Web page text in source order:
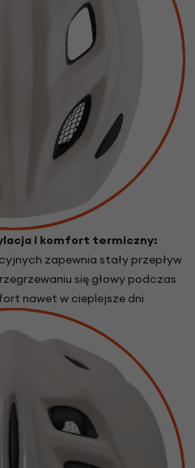
i komfort termiczny:
zapewnia stały przepływ
się głowy podczas
nawet w cieplejsze dni